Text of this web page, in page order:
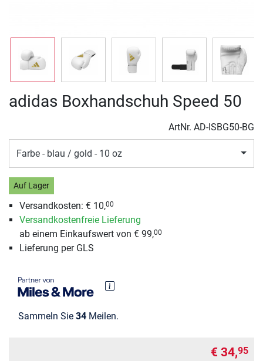
adidas Boxhandschuh Speed 50
ArtNr. AD-ISBG50-BG
Farbe - blau / gold - 10 oz
Auf Lager
Versandkosten: € 10,00
Versandkostenfreie Lieferung
ab einem Einkaufswert von € 99,00
Lieferung per GLS
Sammeln Sie 34 Meilen.
€ 34,95